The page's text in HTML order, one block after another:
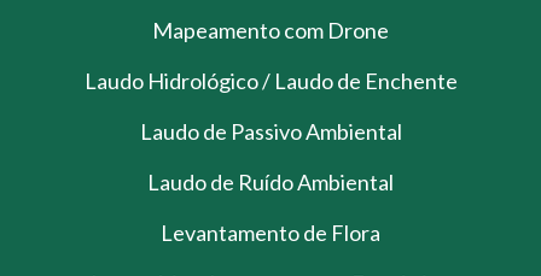
Mapeamento com Drone
Laudo Hidrológico / Laudo de Enchente
Laudo de Passivo Ambiental
Laudo de Ruído Ambiental
Levantamento de Flora